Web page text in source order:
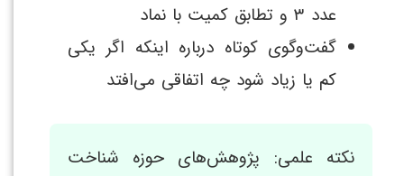
عدد ۳ و تطابق کمیت با نماد
گفت‌وگوی کوتاه درباره اینکه اگر یکی
کم یا زیاد شود چه اتفاقی می‌افتد
نکته علمی: پژوهش‌های حوزه شناخت